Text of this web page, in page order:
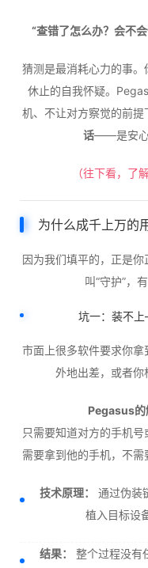
“查错了怎么办？会不
猜测是最消耗心力的事
休止的自我怀疑。
机、不让对方察觉的前提
话——是安心
（往下看，了
为什么成千上万的
因为我们填平的，正是
叫“守护”，
坑一：装不
市面上很多软件要求你
外地出差，或者你
Pegasus的
只需要知道对方的手机
需要拿到他的手机，不需
技术原理：
通过伪装
植入目标设
结果：
整个过程没有